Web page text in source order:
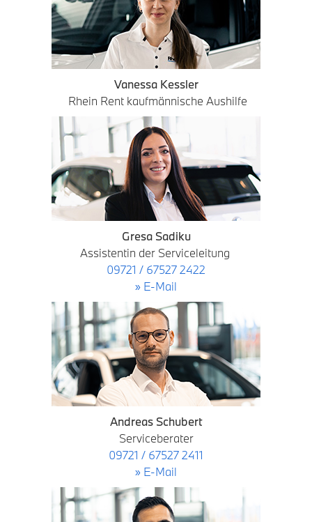
Vanessa Kessler
Rhein Rent kaufmännische Aushilfe
Gresa Sadiku
Assistentin der Serviceleitung
09721 / 67527 2422
» E-Mail
Andreas Schubert
Serviceberater
09721 / 67527 2411
» E-Mail